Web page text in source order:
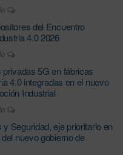
del Encuentro
4.0 2026
5G en fábricas
4.0 integradas en el nuevo
Industrial
Seguridad, eje prioritario en
nuevo gobierno de